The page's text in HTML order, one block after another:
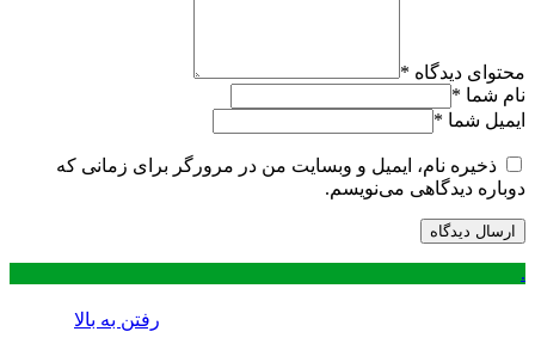
محتوای دیدگاه *
نام شما *
ایمیل شما *
ذخیره نام، ایمیل و وبسایت من در مرورگر برای زمانی که
دوباره دیدگاهی می‌نویسم.
.
رفتن به بالا